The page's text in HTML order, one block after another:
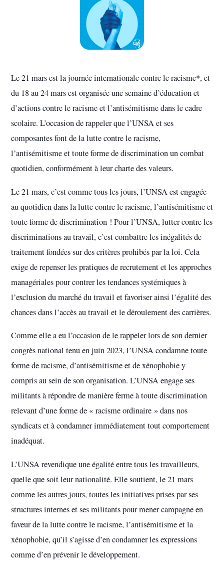
Le 21 mars est la journée internationale contre le racisme*, et
du 18 au 24 mars est organisée une semaine d’éducation et
d’actions contre le racisme et l’antisémitisme dans le cadre
scolaire. L’occasion de rappeler que l’UNSA et ses
composantes font de la lutte contre le racisme,
l’antisémitisme et toute forme de discrimination un combat
quotidien, conformément à leur charte des valeurs.
Le 21 mars, c’est comme tous les jours, l’UNSA est engagée
au quotidien dans la lutte contre le racisme, l’antisémitisme et
toute forme de discrimination ! Pour l’UNSA, lutter contre les
discriminations au travail, c’est combattre les inégalités de
traitement fondées sur des critères prohibés par la loi. Cela
exige de repenser les pratiques de recrutement et les approches
managériales pour contrer les tendances systémiques à
l’exclusion du marché du travail et favoriser ainsi l’égalité des
chances dans l’accès au travail et le déroulement des carrières.
Comme elle a eu l’occasion de le rappeler lors de son dernier
congrès national tenu en juin 2023, l’UNSA condamne toute
forme de racisme, d’antisémitisme et de xénophobie y
compris au sein de son organisation. L’UNSA engage ses
militants à répondre de manière ferme à toute discrimination
relevant d’une forme de « racisme ordinaire » dans nos
syndicats et à condamner immédiatement tout comportement
inadéquat.
L’UNSA revendique une égalité entre tous les travailleurs,
quelle que soit leur nationalité. Elle soutient, le 21 mars
comme les autres jours, toutes les initiatives prises par ses
structures internes et ses militants pour mener campagne en
faveur de la lutte contre le racisme, l’antisémitisme et la
xénophobie, qu’il s’agisse d’en condamner les expressions
comme d’en prévenir le développement.